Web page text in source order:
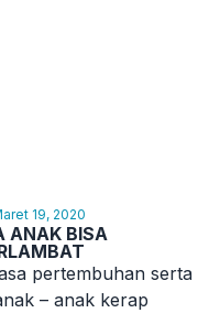
19, 2020
ANAK BISA
pertembuhan serta
– anak kerap